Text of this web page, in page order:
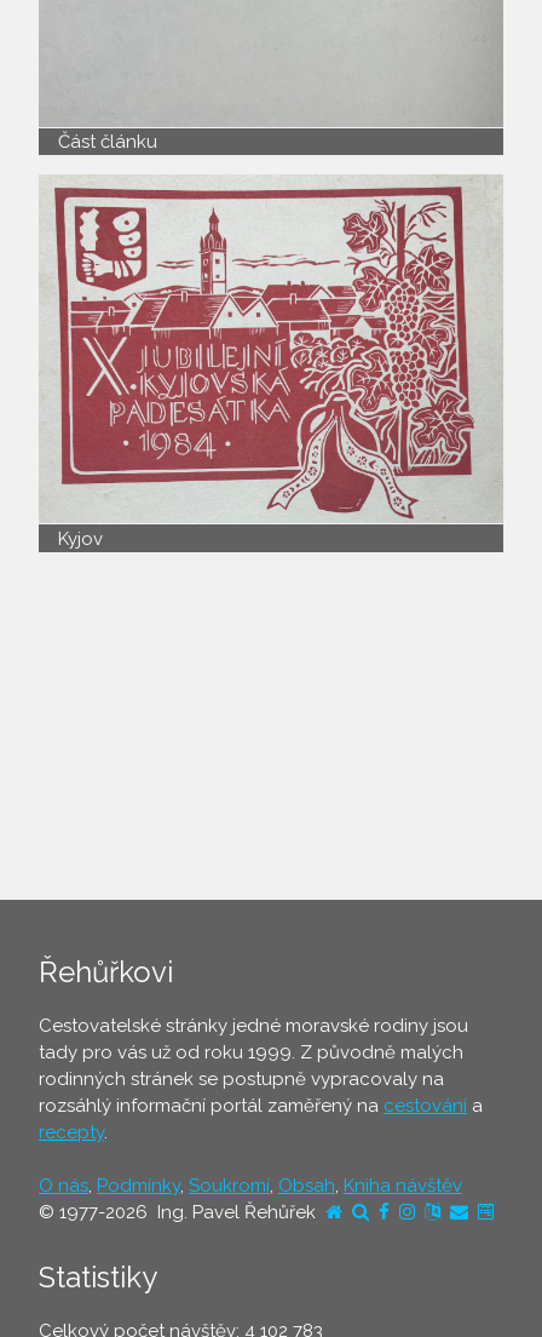
Část článku
Kyjov
Řehůřkovi
Cestovatelské stránky jedné moravské rodiny jsou
tady pro vás už od roku 1999. Z původně malých
rodinných stránek se postupně vypracovaly na
rozsáhlý informační portál zaměřený na cestování a
recepty.
O nás, Podmínky, Soukromí, Obsah, Kniha návštěv
© 1977-2026 Ing. Pavel Řehůřek
Statistiky
Celkový počet návštěv: 4 102 783